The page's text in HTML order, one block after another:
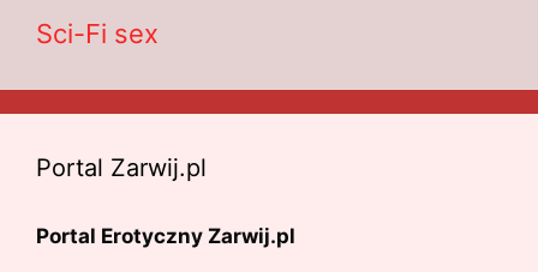
Sci-Fi sex
Portal Zarwij.pl
Portal Erotyczny Zarwij.pl